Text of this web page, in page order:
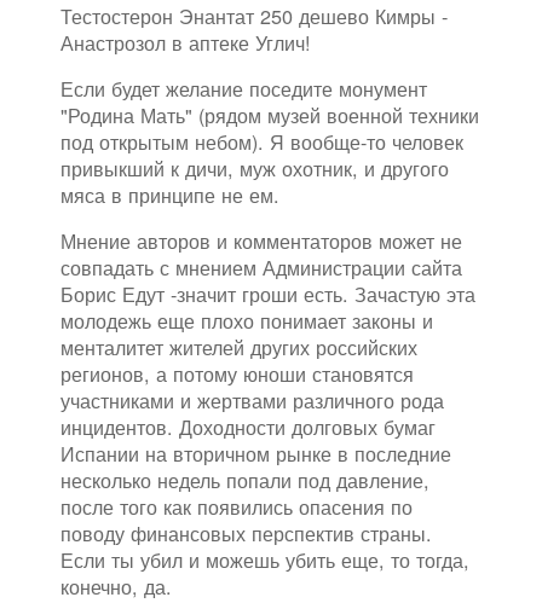
Тестостерон Энантат 250 дешево Кимры -
Анастрозол в аптеке Углич!
Если будет желание поседите монумент
"Родина Мать" (рядом музей военной техники
под открытым небом). Я вообще-то человек
привыкший к дичи, муж охотник, и другого
мяса в принципе не ем.
Мнение авторов и комментаторов может не
совпадать с мнением Администрации сайта
Борис Едут -значит гроши есть. Зачастую эта
молодежь еще плохо понимает законы и
менталитет жителей других российских
регионов, а потому юноши становятся
участниками и жертвами различного рода
инцидентов. Доходности долговых бумаг
Испании на вторичном рынке в последние
несколько недель попали под давление,
после того как появились опасения по
поводу финансовых перспектив страны.
Если ты убил и можешь убить еще, то тогда,
конечно, да.